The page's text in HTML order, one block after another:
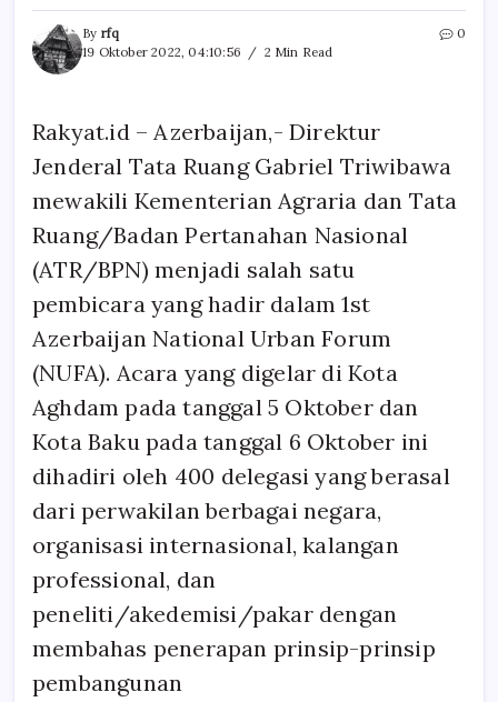
By rfq
19 Oktober 2022, 04:10:56
2 Min Read
0
Rakyat.id – Azerbaijan,- Direktur
Jenderal Tata Ruang Gabriel Triwibawa
mewakili Kementerian Agraria dan Tata
Ruang/Badan Pertanahan Nasional
(ATR/BPN) menjadi salah satu
pembicara yang hadir dalam 1st
Azerbaijan National Urban Forum
(NUFA). Acara yang digelar di Kota
Aghdam pada tanggal 5 Oktober dan
Kota Baku pada tanggal 6 Oktober ini
dihadiri oleh 400 delegasi yang berasal
dari perwakilan berbagai negara,
organisasi internasional, kalangan
professional, dan
peneliti/akedemisi/pakar dengan
membahas penerapan prinsip-prinsip
pembangunan